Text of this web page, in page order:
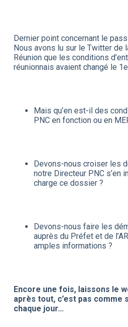
Dernier point concernant le
Nous avons lu sur le Twitter de
Réunion que les conditions
réunionnais avaient changé le
Mais qu’en est-il des
PNC en fonction ou en
Devons-nous croiser les
notre Directeur PNC s’en
charge ce dossier ?
Devons-nous faire les
auprès du Préfet et de
amples informations ?
Encore une fois, laissons le
après tout, c’est pas comme
chaque jour…